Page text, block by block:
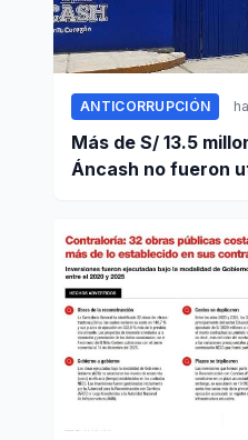
ANTICORRUPCIÓN
Más de S/ 13.5
Áncash no fueron